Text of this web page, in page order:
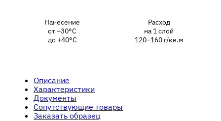
Нанесение
от –30°С
до +40°С
Расход
на 1 слой
120–160 г/кв.м
Описание
Характеристики
Документы
Сопутствующие товары
Заказать образец